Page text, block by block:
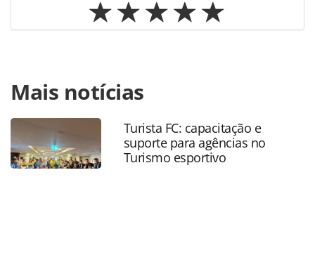
https://www.panrotas.com.br/aviacao/parcerias/2022/07/
tem-primeiro-voo-abastecido-com-combustivel-
sustentavel_190841.html ou as ferramentas oferecidas na
página. Todo o conteúdo produzido pela PANROTAS
Editora é protegido pela legislação brasileira sobre direito
autoral. Não reproduza o conteúdo sem autorização da
Mais notícias
Turista FC: capacitação e
suporte para agências no
Turismo esportivo